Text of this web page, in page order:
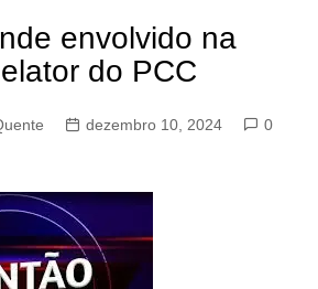
envolvido na
do PCC
dezembro 10, 2024
0